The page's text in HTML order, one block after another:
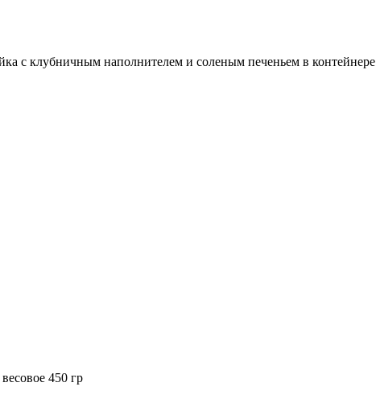
c клубничным наполнителем и соленым печеньем в контейнере
450 гр